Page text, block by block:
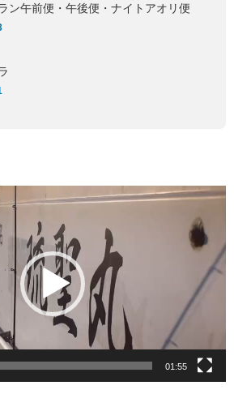
ン午前便・午後便・ナイトアオリ便
01:55